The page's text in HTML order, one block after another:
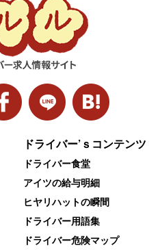
ドライバー’ｓコンテンツ
ドライバー食堂
アイツの給与明細
ヒヤリハットの瞬間
ドライバー用語集
ドライバー危険マップ